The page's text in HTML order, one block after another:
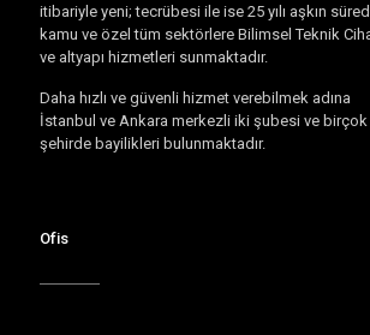
itibariyle yeni; tecrübesi ile ise 25 yılı aşkın
kamu ve özel tüm sektörlere Bilimsel Teknik
ve altyapı hizmetleri sunmaktadır.
Daha hızlı ve güvenli hizmet verebilmek adına
İstanbul ve Ankara merkezli iki şubesi ve birçok
şehirde bayilikleri bulunmaktadır.
Ofis